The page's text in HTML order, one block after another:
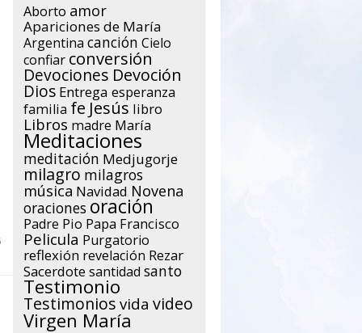
Aborto amor
Apariciones de María
Argentina canción Cielo
confiar conversión
Devociones Devoción
Dios Entrega esperanza
familia fe Jesús libro
Libros madre María
Meditaciones
meditación Medjugorje
milagro milagros
música Navidad Novena
oraciones oración
Padre Pio Papa Francisco
Pelicula Purgatorio
reflexión revelación Rezar
Sacerdote santidad santo
Testimonio
Testimonios vida video
Virgen María